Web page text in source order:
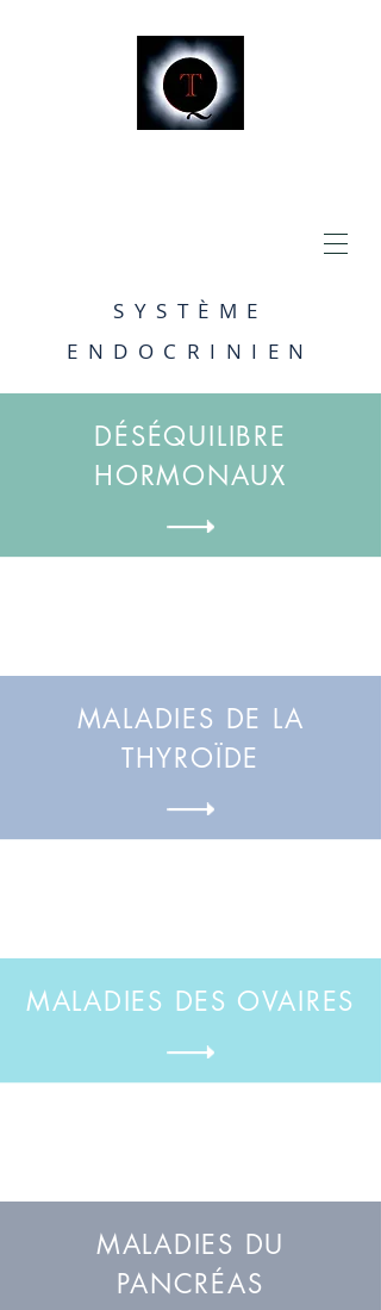
SYSTÈME
ENDOCRINIEN
DÉSÉQUILIBRE
HORMONAUX
MALADIES DE LA
THYROÏDE
MALADIES DES OVAIRES
MALADIES DU
PANCRÉAS